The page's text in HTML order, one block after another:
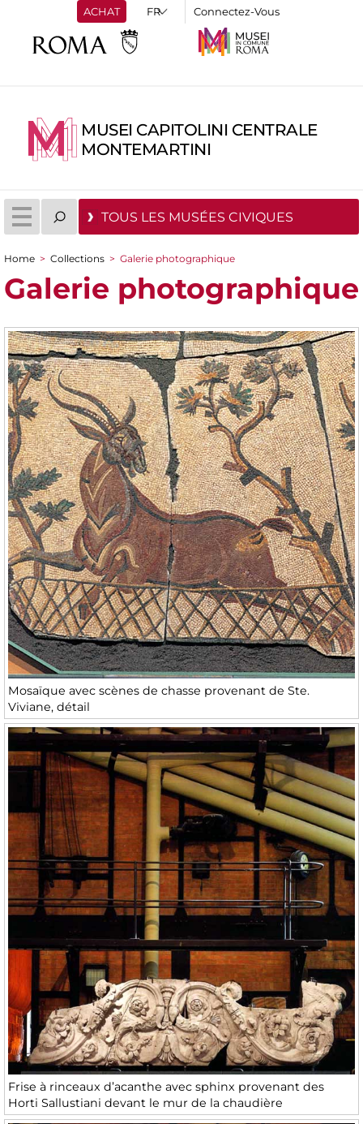
ACHAT Connectez-Vous
MUSEI CAPITOLINI CENTRALE
MONTEMARTINI
TOUS LES MUSÉES CIVIQUES
You are here
Home > Collections > Galerie photographique
Galerie photographique
Mosaïque avec scènes de chasse provenant de Ste.
Viviane, détail
Frise à rinceaux d’acanthe avec sphinx provenant des
Horti Sallustiani devant le mur de la chaudière